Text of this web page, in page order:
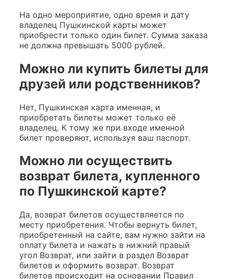
На одно мероприятие, одно время и дату
владелец Пушкинской карты может
приобрести только один билет. Сумма заказа
не должна превышать 5000 рублей.
Можно ли купить билеты для
друзей или родственников?
Нет, Пушкинская карта именная, и
приобретать билеты может только её
владелец. К тому же при входе именной
билет проверяют, используя ваш паспорт.
Можно ли осуществить
возврат билета, купленного
по Пушкинской карте?
Да, возврат билетов осуществляется по
месту приобретения. Чтобы вернуть билет,
приобретенный на сайте, вам нужно зайти на
оплату билета и нажать в нижний правый
угол Возврат, или зайти в раздел Возврат
билетов и оформить возврат. Возврат
билетов происходит на основании Правил